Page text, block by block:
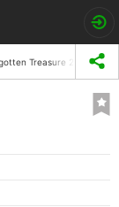
Treasure 2